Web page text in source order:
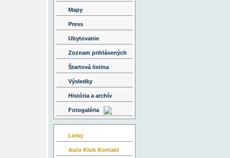
Mapy
Press
Ubytovanie
Zoznam prihlásených
Štartová listina
Výsledky
História a archív
Fotogaléria
Linky
Auto Klub Kontakt